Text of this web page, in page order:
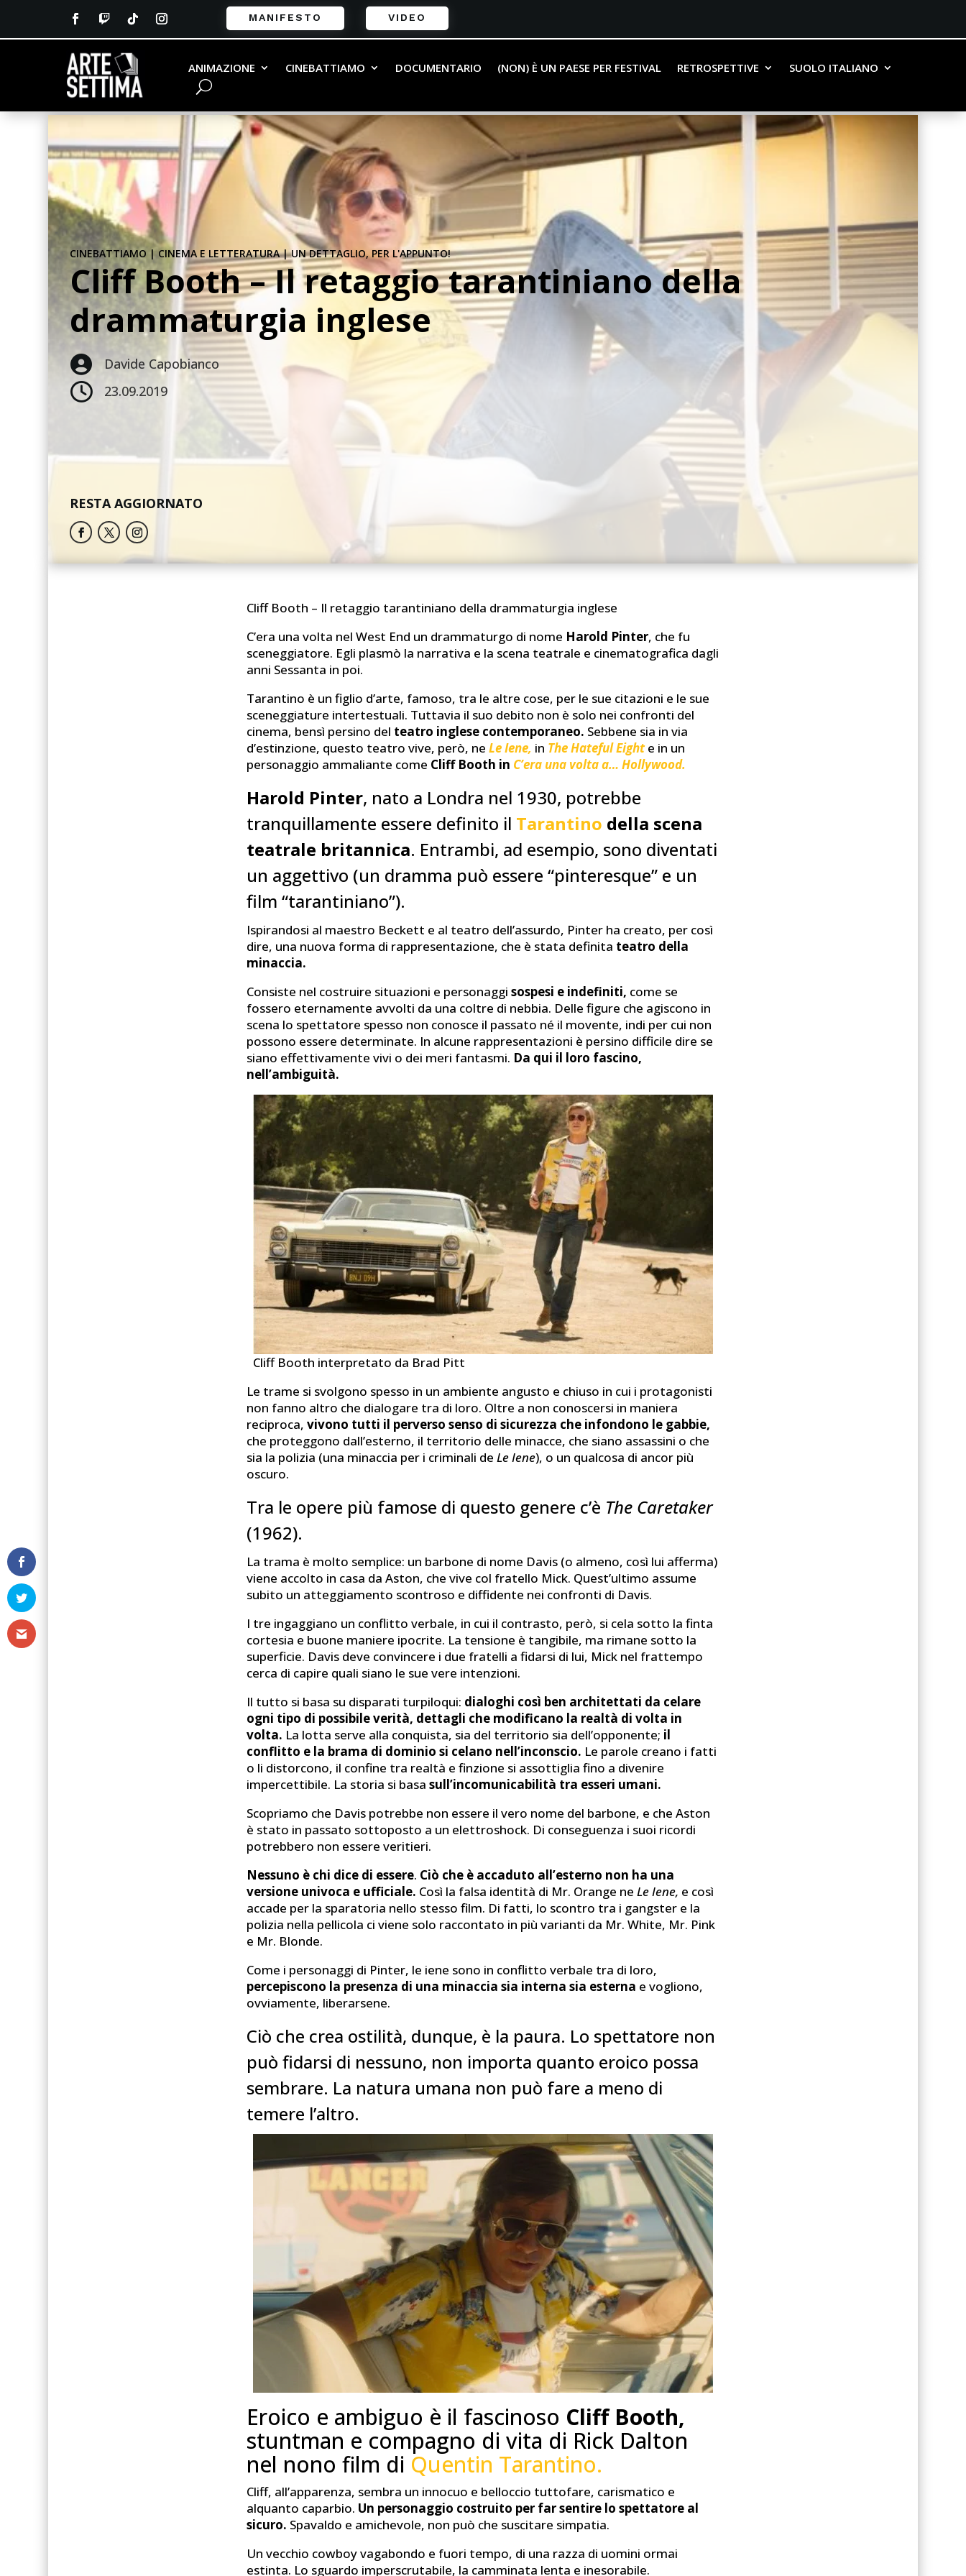
MANIFESTO VIDEO
ANIMAZIONE CINEBATTIAMO DOCUMENTARIO (NON) È UN PAESE PER FESTIVAL RETROSPETTIVE SUOLO ITALIANO
CINEBATTIAMO |CINEMA E LETTERATURA|UN DETTAGLIO, PER L'APPUNTO!
Cliff Booth – Il retaggio tarantiniano della
drammaturgia inglese
 Davide Capobianco
 23.09.2019
RESTA AGGIORNATO
Cliff Booth – Il retaggio tarantiniano della drammaturgia inglese
C’era una volta nel West End un drammaturgo di nome Harold Pinter, che fu
sceneggiatore. Egli plasmò la narrativa e la scena teatrale e cinematografica dagli
anni Sessanta in poi.
Tarantino è un figlio d’arte, famoso, tra le altre cose, per le sue citazioni e le sue
sceneggiature intertestuali. Tuttavia il suo debito non è solo nei confronti del
cinema, bensì persino del teatro inglese contemporaneo. Sebbene sia in via
d’estinzione, questo teatro vive, però, neLe Iene, in The Hateful Eight e in un
personaggio ammaliante come Cliff Booth in C’era una volta a… Hollywood.
Harold Pinter, nato a Londra nel 1930, potrebbe
tranquillamente essere definito il Tarantino della scena
teatrale britannica. Entrambi, ad esempio, sono diventati
un aggettivo (un dramma può essere “pinteresque” e un
film “tarantiniano”).
Ispirandosi al maestro Beckett e al teatro dell’assurdo, Pinter ha creato, per così
dire, una nuova forma di rappresentazione, che è stata definita teatro della
minaccia.
Consiste nel costruire situazioni e personaggisospesi e indefiniti, come se
fossero eternamente avvolti da una coltre di nebbia. Delle figure che agiscono in
scena lo spettatore spesso non conosce il passato né il movente, indi per cui non
possono essere determinate. In alcune rappresentazioni è persino difficile dire se
siano effettivamente vivi o dei meri fantasmi. Da qui il loro fascino,
nell’ambiguità.
Cliff Booth interpretato da Brad Pitt
Le trame si svolgono spesso in un ambiente angusto e chiuso in cui i protagonisti
non fanno altro che dialogare tra di loro. Oltre a non conoscersi in maniera
reciproca,vivono tutti il perverso senso di sicurezza che infondono le gabbie,
che proteggono dall’esterno, il territorio delle minacce, che siano assassini o che
sia la polizia (una minaccia per i criminali deLe Iene), o un qualcosa di ancor più
oscuro.
Tra le opere più famose di questo genere c’è The Caretaker
(1962).
La trama è molto semplice: un barbone di nome Davis (o almeno, così lui afferma)
viene accolto in casa da Aston, che vive col fratello Mick. Quest’ultimo assume
subito un atteggiamento scontroso e diffidente nei confronti di Davis.
I tre ingaggiano un conflitto verbale, in cui il contrasto, però, si cela sotto la finta
cortesia e buone maniere ipocrite. La tensione è tangibile, ma rimane sotto la
superficie. Davis deve convincere i due fratelli a fidarsi di lui, Mick nel frattempo
cerca di capire quali siano le sue vere intenzioni.
Il tutto si basa su disparati turpiloqui: dialoghi così ben architettati da celare
ogni tipo di possibile verità, dettagli che modificano la realtà di volta in
volta. La lotta serve alla conquista, sia del territorio sia dell’opponente; il
conflitto e la brama di dominio si celano nell’inconscio. Le parole creano i fatti
o li distorcono, il confine tra realtà e finzione si assottiglia fino a divenire
impercettibile. La storia si basasull’incomunicabilità tra esseri umani.
Scopriamo che Davis potrebbe non essere il vero nome del barbone, e che Aston
è stato in passato sottoposto a un elettroshock. Di conseguenza i suoi ricordi
potrebbero non essere veritieri.
Nessuno è chi dice di essere. Ciò che è accaduto all’esterno non ha una
versione univoca e ufficiale. Così la falsa identità di Mr. Orange neLe Iene, e così
accade per la sparatoria nello stesso film. Di fatti, lo scontro tra i gangster e la
polizia nella pellicola ci viene solo raccontato in più varianti da Mr. White, Mr. Pink
e Mr. Blonde.
Come i personaggi di Pinter, le iene sono in conflitto verbale tra di loro,
percepiscono la presenza di una minaccia sia interna sia esterna e vogliono,
ovviamente, liberarsene.
Ciò che crea ostilità, dunque, è la paura. Lo spettatore non
può fidarsi di nessuno, non importa quanto eroico possa
sembrare. La natura umana non può fare a meno di
temere l’altro.
Eroico e ambiguo è il fascinoso Cliff Booth,
stuntman e compagno di vita di Rick Dalton
nel nono film di Quentin Tarantino.
Cliff, all’apparenza, sembra un innocuo e belloccio tuttofare, carismatico e
alquanto caparbio. Un personaggio costruito per far sentire lo spettatore al
sicuro. Spavaldo e amichevole, non può che suscitare simpatia.
Un vecchio cowboy vagabondo e fuori tempo, di una razza di uomini ormai
estinta. Lo sguardo imperscrutabile, la camminata lenta e inesorabile.